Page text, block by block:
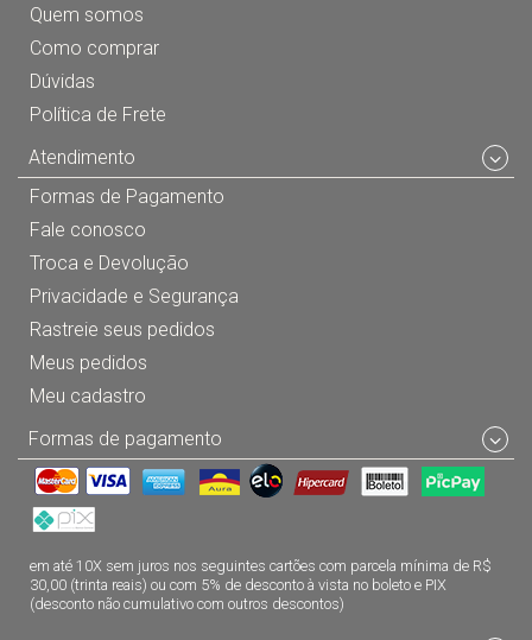
Quem somos
Como comprar
Dúvidas
Política de Frete
Atendimento
Formas de Pagamento
Fale conosco
Troca e Devolução
Privacidade e Segurança
Rastreie seus pedidos
Meus pedidos
Meu cadastro
Formas de pagamento
em até 10X sem juros nos seguintes cartões com parcela mínima de R$
30,00 (trinta reais) ou com 5% de desconto à vista no boleto e PIX
(desconto não cumulativo com outros descontos)